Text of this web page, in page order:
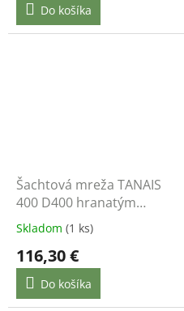
Do košíka
Šachtová mreža TANAIS
400 D400 hranatým
rámom
Skladom (1 ks)
116,30 €
Do košíka